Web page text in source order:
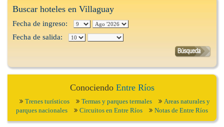
Buscar hoteles en Villaguay
Fecha de ingreso:
Fecha de salida:
Conociendo Entre Ríos
Trenes turísticos Termas y parques termales
Areas naturales y
parques nacionales
Circuitos en Entre Ríos Notas de Entre Ríos